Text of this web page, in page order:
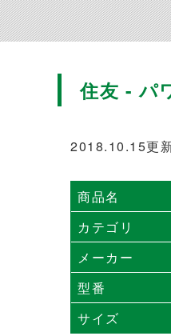
住友 - パ
2018.10.15更
商品名
カテゴリ
メーカー
型番
サイズ